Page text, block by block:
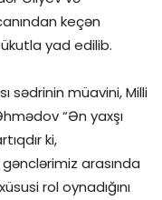
keçən
yad edilib.
sədrinin müavini, Milli
“Ən yaxşı
ki,
arasında
rol oynadığını